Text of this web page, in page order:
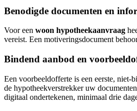
Benodigde documenten en
Voor een woon hypotheekaanvraag
vereist. Een motiveringsdocument
Bindend aanbod en
Een voorbeeldofferte is een eerste,
de hypotheekverstrekker uw
digitaal ondertekenen, minimaal drie